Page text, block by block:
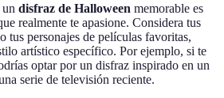
disfraz de Halloween memorable es
realmente te apasione. Considera tus
tus personajes de películas favoritas,
artístico específico. Por ejemplo, si te
optar por un disfraz inspirado en un
serie de televisión reciente.